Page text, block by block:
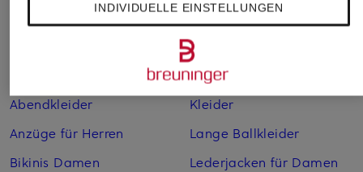
Abendkleider
Anzüge für Herren
Bikinis Damen
Kleider
Lange Ballkleider
Lederjacken für Damen
INDIVIDUELLE EINSTELLUNGEN